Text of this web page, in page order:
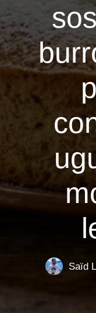
Saïd